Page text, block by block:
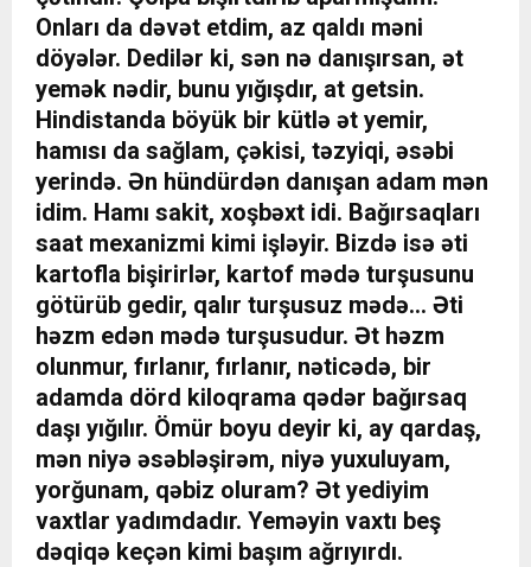
Onları da dəvət etdim, az qaldı məni
döyələr. Dedilər ki, sən nə danışırsan, ət
yemək nədir, bunu yığışdır, at getsin.
Hindistanda böyük bir kütlə ət yemir,
hamısı da sağlam, çəkisi, təzyiqi, əsəbi
yerində. Ən hündürdən danışan adam mən
idim. Hamı sakit, xoşbəxt idi. Bağırsaqları
saat mexanizmi kimi işləyir. Bizdə isə əti
kartofla bişirirlər, kartof mədə turşusunu
götürüb gedir, qalır turşusuz mədə… Əti
həzm edən mədə turşusudur. Ət həzm
olunmur, fırlanır, fırlanır, nəticədə, bir
adamda dörd kiloqrama qədər bağırsaq
daşı yığılır. Ömür boyu deyir ki, ay qardaş,
mən niyə əsəbləşirəm, niyə yuxuluyam,
yorğunam, qəbiz oluram? Ət yediyim
vaxtlar yadımdadır. Yeməyin vaxtı beş
dəqiqə keçən kimi başım ağrıyırdı.